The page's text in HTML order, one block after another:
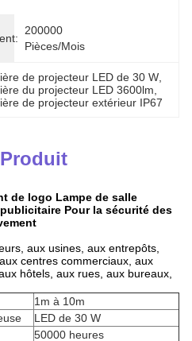
200000
Pièces/mois
de projecteur LED de 30 W
du projecteur LED 3600lm
de projecteur extérieur IP67
de logo Lampe de salle
Pour la sécurité des
aux usines, aux entrepôts,
centres commerciaux, aux
hôtels, aux rues, aux bureaux,
1m à 10m
LED de 30 W
50000 heures